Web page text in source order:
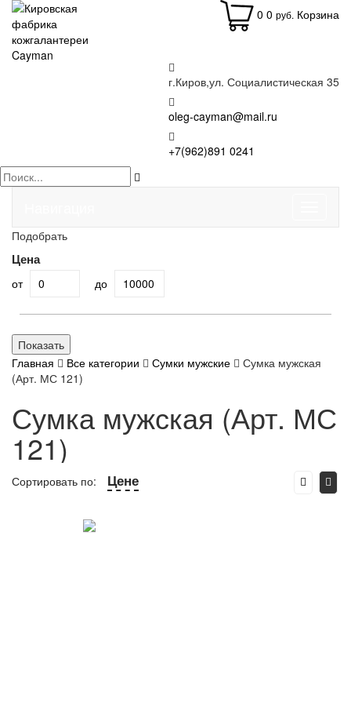
0 0 руб. Корзина
г.Киров,ул. Социалистическая 35
oleg-cayman@mail.ru
+7(962)891 0241
Подобрать
Цена
от до
Главная Все категории Сумки мужские
Сумка мужская
(Арт. МС 121)
Сумка мужская (Арт. МС
121)
Сортировать по: Цене